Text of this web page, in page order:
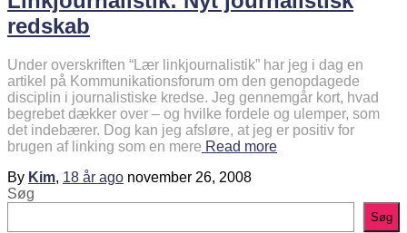
redskab
Under overskriften “Lær linkjournalistik” har jeg i dag en
artikel på Kommunikationsforum om den genopdagede
disciplin i journalistiske kredse. Jeg gennemgår kort, hvad
begrebet dækker over – og hvilke fordele og ulemper, som
det indebærer. Dog kan jeg afsløre, at jeg er positiv for
brugen af linking som en mere Read more
By Kim, 18 år ago november 26, 2008
Søg
Søg